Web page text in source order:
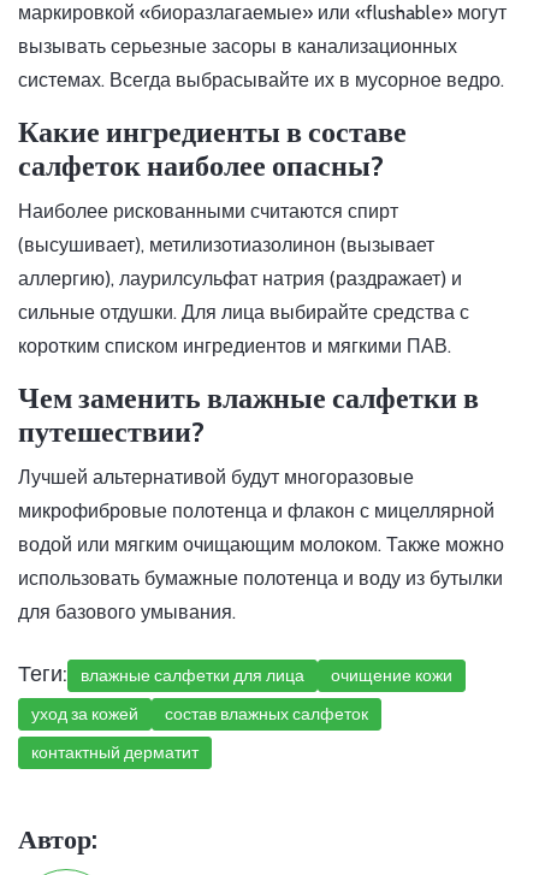
маркировкой «биоразлагаемые» или «flushable» могут
вызывать серьезные засоры в канализационных
системах. Всегда выбрасывайте их в мусорное ведро.
Какие ингредиенты в составе
салфеток наиболее опасны?
Наиболее рискованными считаются спирт
(высушивает), метилизотиазолинон (вызывает
аллергию), лаурилсульфат натрия (раздражает) и
сильные отдушки. Для лица выбирайте средства с
коротким списком ингредиентов и мягкими ПАВ.
Чем заменить влажные салфетки в
путешествии?
Лучшей альтернативой будут многоразовые
микрофибровые полотенца и флакон с мицеллярной
водой или мягким очищающим молоком. Также можно
использовать бумажные полотенца и воду из бутылки
для базового умывания.
Теги: влажные салфетки для лица
очищение кожи
уход за кожей
состав влажных салфеток
контактный дерматит
Автор: